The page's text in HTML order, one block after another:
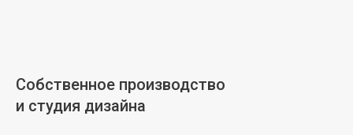
Собственное производство
и студия дизайна